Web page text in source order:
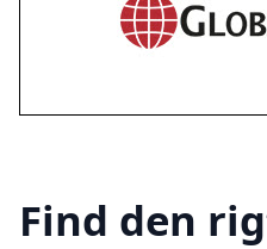
Find den